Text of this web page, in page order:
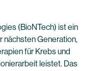
(BioNTech) ist ein
nächsten Generation,
für Krebs und
leistet. Das